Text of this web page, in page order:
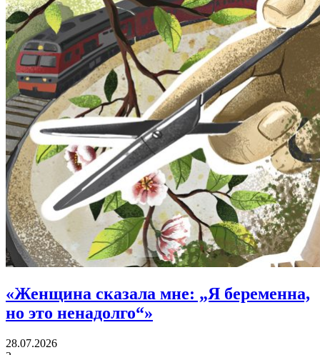
«Женщина сказала мне: „Я беременна,
но это ненадолго“»
28.07.2026